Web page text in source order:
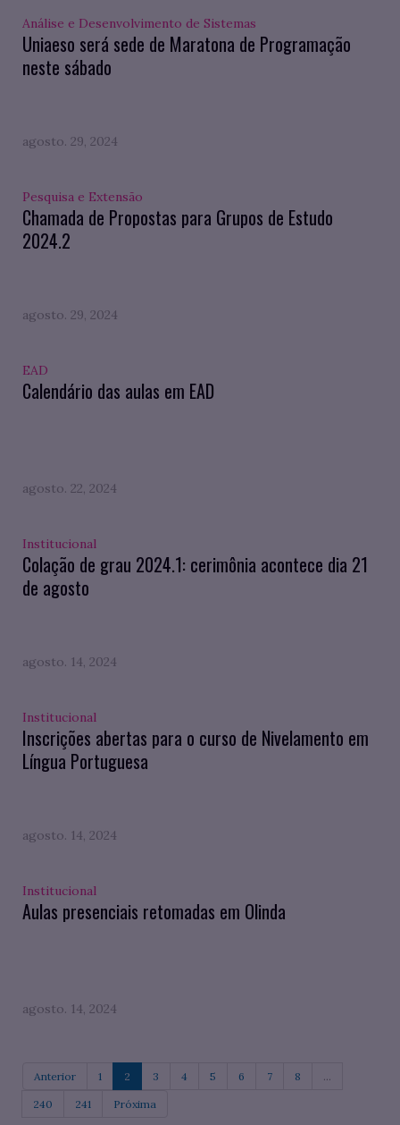
Análise e Desenvolvimento de Sistemas
Uniaeso será sede de Maratona de Programação
neste sábado
agosto. 29, 2024
Pesquisa e Extensão
Chamada de Propostas para Grupos de Estudo
2024.2
agosto. 29, 2024
EAD
Calendário das aulas em EAD
agosto. 22, 2024
Institucional
Colação de grau 2024.1: cerimônia acontece dia 21
de agosto
agosto. 14, 2024
Institucional
Inscrições abertas para o curso de Nivelamento em
Língua Portuguesa
agosto. 14, 2024
Institucional
Aulas presenciais retomadas em Olinda
agosto. 14, 2024
Anterior 1 2 3 4 5 6 7 8 ...
240 241 Próxima